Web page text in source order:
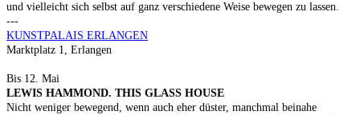
und vielleicht sich selbst auf ganz verschiedene Weise bewegen zu lassen.
---
KUNSTPALAIS ERLANGEN
Marktplatz 1, Erlangen
Bis 12. Mai
LEWIS HAMMOND. THIS GLASS HOUSE
Nicht weniger bewegend, wenn auch eher düster, manchmal beinahe